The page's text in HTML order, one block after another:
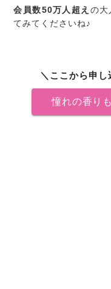
会員数50万人超え の大
てみてくださいね♪
＼ここから申
憧れの香り